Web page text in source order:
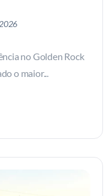
no Golden Rock
o maior...